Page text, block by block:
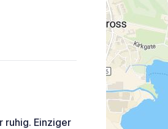
ruhig. Einziger